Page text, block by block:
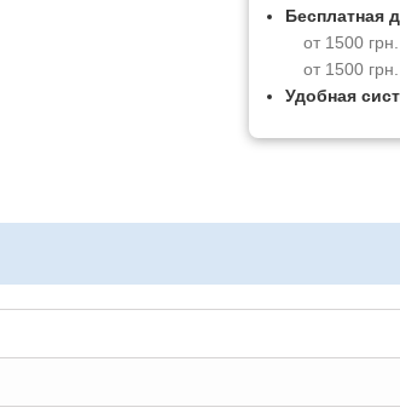
Бесплатная
от 1500
от 1500
Удобная